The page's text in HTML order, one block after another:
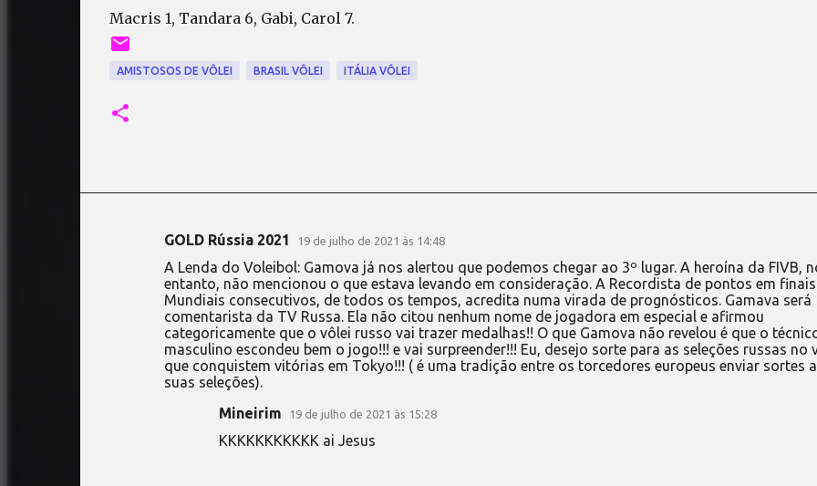
Macris 1, Tandara 6, Gabi, Carol 7.
AMISTOSOS DE VÔLEI BRASIL VÔLEI ITÁLIA VÔLEI
GOLD Rússia 2021 19 de julho de 2021 às 14:48
A Lenda do Voleibol: Gamova já nos alertou que podemos chegar ao 3º lugar. A heroína da FIVB,
entanto, não mencionou o que estava levando em consideração. A Recordista de pontos em
Mundiais consecutivos, de todos os tempos, acredita numa virada de prognósticos. Gamava será
comentarista da TV Russa. Ela não citou nenhum nome de jogadora em especial e afirmou
categoricamente que o vôlei russo vai trazer medalhas!! O que Gamova não revelou é que o
masculino escondeu bem o jogo!!! e vai surpreender!!! Eu, desejo sorte para as seleções russas no
que conquistem vitórias em Tokyo!!! ( é uma tradição entre os torcedores europeus enviar sortes
suas seleções).
Mineirim 19 de julho de 2021 às 15:28
KKKKKKKKKKK ai Jesus